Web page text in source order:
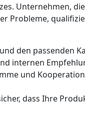
Unternehmen,
Probleme,
den passenden
internen
und
dass Ihre